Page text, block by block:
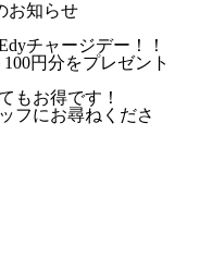
お知らせ
チャージデー！！
円分をプレゼント
もお得です！
フにお尋ねくださ